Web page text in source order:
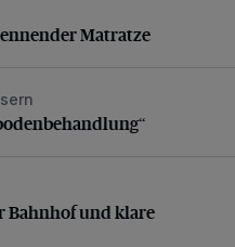
Matratze
Matratze
und klare Ansage
Bahnhof und klare